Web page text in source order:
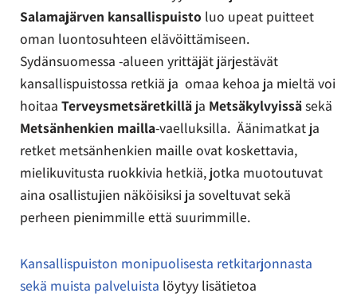
Salamajärven kansallispuisto luo upeat puitteet
oman luontosuhteen elävöittämiseen.
Sydänsuomessa -alueen yrittäjät järjestävät
kansallispuistossa retkiä ja omaa kehoa ja mieltä voi
hoitaa Terveysmetsäretkillä ja Metsäkylvyissäsekä
Metsänhenkien mailla-vaelluksilla. Äänimatkat ja
retket metsänhenkien maille ovat koskettavia,
mielikuvitusta ruokkivia hetkiä, jotka muotoutuvat
aina osallistujien näköisiksi ja soveltuvat sekä
perheen pienimmille että suurimmille.
Kansallispuiston monipuolisesta retkitarjonnasta
sekä muista palveluista löytyy lisätietoa